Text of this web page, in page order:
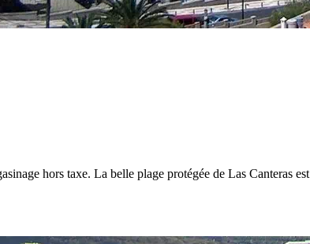
hors taxe. La belle plage protégée de Las Canteras